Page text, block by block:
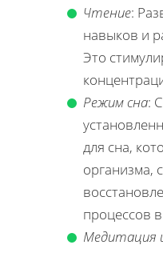
Чтение:
навыков и
Это
Режим сна:
для сна,
организма,
процессов
Медитация